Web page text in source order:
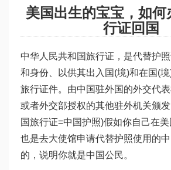
美国出生的宝宝，如何
行证回国
中华人民共和国旅行证，是代替护
和身份、以供其出入国(境)和在国(
旅行证件。由中国驻外国的外交代
或者外交部授权的其他驻外机关颁
国旅行证=中国护照)假如你自己在美
也是去大使馆申请代替护照使用的
的，说明你就是中国公民。